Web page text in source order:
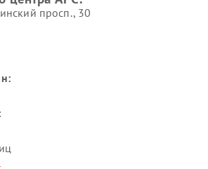
просп., 30